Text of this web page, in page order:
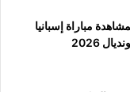
مباراة إسبانيا
2026